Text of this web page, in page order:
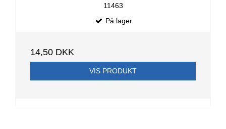
11463
På lager
14,50 DKK
VIS PRODUKT